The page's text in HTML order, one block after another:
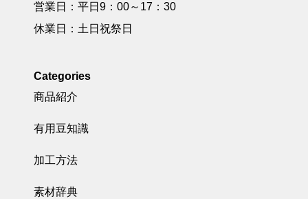
営業日：平日9：00～17：30
休業日：土日祝祭日
Categories
商品紹介
有用豆知識
加工方法
素材辞典